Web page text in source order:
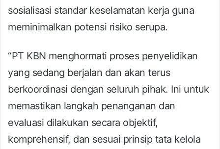
sosialisasi standar keselamatan kerja guna
meminimalkan potensi risiko serupa.
“PT KBN menghormati proses penyelidikan
yang sedang berjalan dan akan terus
berkoordinasi dengan seluruh pihak. Ini untuk
memastikan langkah penanganan dan
evaluasi dilakukan secara objektif,
komprehensif, dan sesuai prinsip tata kelola